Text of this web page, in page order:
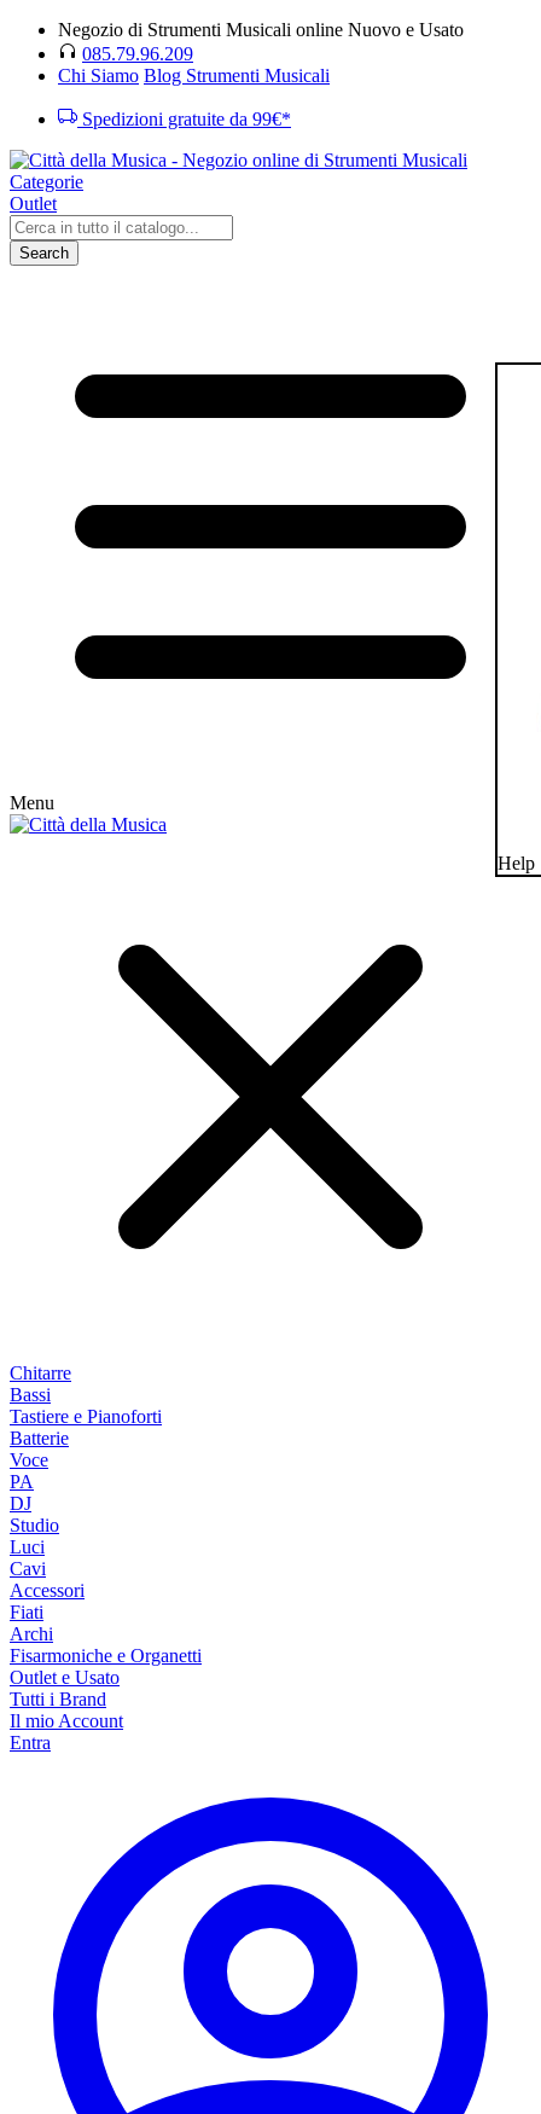
Negozio di Strumenti Musicali online Nuovo e Usato
085.79.96.209
Chi Siamo Blog Strumenti Musicali
Spedizioni gratuite da 99€*
Categorie
Outlet
Search
Menu
Chitarre
Bassi
Tastiere e Pianoforti
Batterie
Voce
PA
DJ
Studio
Luci
Cavi
Accessori
Fiati
Archi
Fisarmoniche e Organetti
Outlet e Usato
Tutti i Brand
Il mio Account
Entra
Help